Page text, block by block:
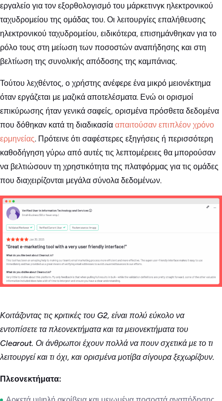
εργαλείο για τον εξορθολογισμό του μάρκετινγκ ηλεκτρονικού
ταχυδρομείου της ομάδας του. Οι λειτουργίες επαλήθευσης
ηλεκτρονικού ταχυδρομείου, ειδικότερα, επισημάνθηκαν για το
ρόλο τους στη μείωση των ποσοστών αναπήδησης και στη
βελτίωση της συνολικής απόδοσης της καμπάνιας.
Τούτου λεχθέντος, ο χρήστης ανέφερε ένα μικρό μειονέκτημα
όταν εργάζεται με μαζικά αποτελέσματα. Ενώ οι ορισμοί
επικύρωσης ήταν γενικά σαφείς, ορισμένα πρόσθετα δεδομένα
που δόθηκαν κατά τη διαδικασία απαιτούσαν επιπλέον χρόνο
ερμηνείας. Πρότεινε ότι σαφέστερες εξηγήσεις ή περισσότερη
καθοδήγηση γύρω από αυτές τις λεπτομέρειες θα μπορούσαν
να βελτιώσουν τη χρηστικότητα της πλατφόρμας για τις ομάδες
που διαχειρίζονται μεγάλα σύνολα δεδομένων.
Κοιτάζοντας τις κριτικές του G2, είναι πολύ εύκολο να
εντοπίσετε τα πλεονεκτήματα και τα μειονεκτήματα του
Clearout. Οι άνθρωποι έχουν πολλά να πουν σχετικά με το τι
λειτουργεί και τι όχι, και ορισμένα μοτίβα σίγουρα ξεχωρίζουν.
Πλεονεκτήματα: